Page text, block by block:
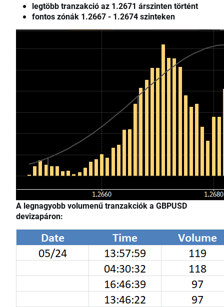
legtöbb tranzakció az 1.2671 árszinten történt
fontos zónák 1.2667 - 1.2674 szinteken
A legnagyobb volumenű tranzakciók a GBPUSD
devizapáron: